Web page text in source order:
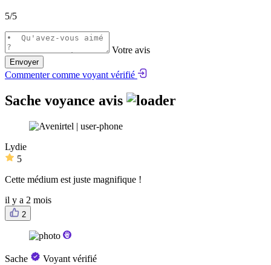
5/5
Votre avis
Envoyer
Commenter comme voyant vérifié
Sache voyance avis
Lydie
5
Cette médium est juste magnifique !
il y a 2 mois
2
Sache
Voyant vérifié